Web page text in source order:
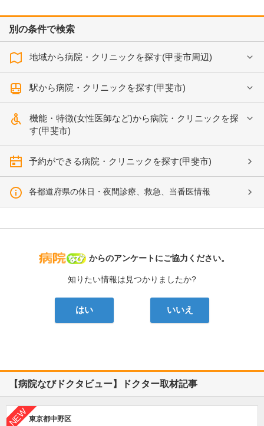
別の条件で検索
地域から病院・クリニックを探す(甲斐市周辺)
駅から病院・クリニックを探す(甲斐市)
機能・特徴(女性医師など)から病院・クリニックを探
す(甲斐市)
予約ができる病院・クリニックを探す(甲斐市)
各都道府県の休日・夜間診療、救急、当番医情報
病院なび
からのアンケートにご協力ください。
知りたい情報は見つかりましたか?
はい いいえ
【病院なびドクタビュー】ドクター取材記事
東京都中野区